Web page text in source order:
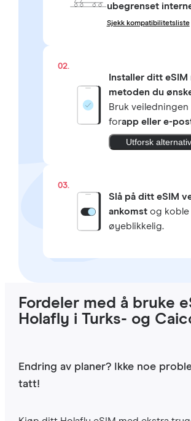
ubegrenset
Sjekk kompatibilitetsliste
02.
Installer ditt eSIM
metoden du
Bruk veiledningen
forapp eller e-
Utforsk
03.
Slå på ditt eSIM
ankomstog koble
øyeblikkelig.
Fordeler med å bruke
Holafly i Turks- og
Endring av planer? Ikke noe
tatt!